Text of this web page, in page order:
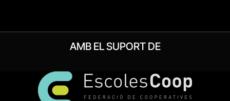
AMB EL SUPORT DE